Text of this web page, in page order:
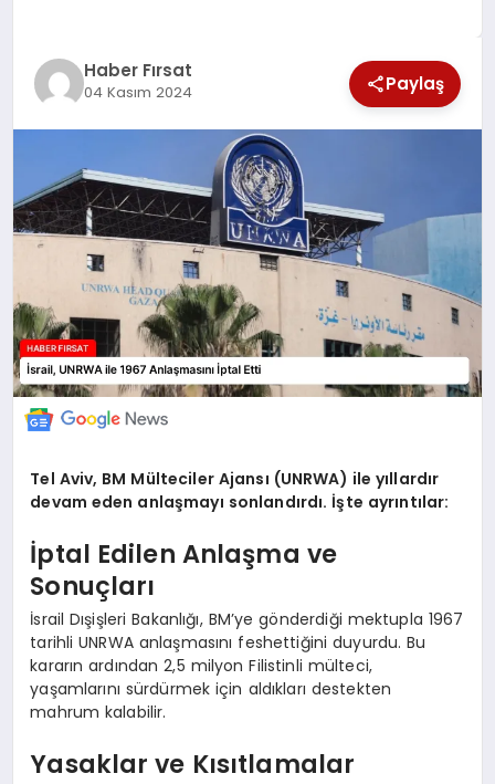
EKONOMİ
EĞİTİM
Haber Fırsat
04 Kasım 2024 Paylaş
Tel Aviv, BM Mülteciler Ajansı (UNRWA) ile yıllardır
devam eden anlaşmayı sonlandırdı. İşte ayrıntılar:
İptal Edilen Anlaşma ve
Sonuçları
İsrail Dışişleri Bakanlığı, BM’ye gönderdiği mektupla 1967
tarihli UNRWA anlaşmasını feshettiğini duyurdu. Bu
kararın ardından 2,5 milyon Filistinli mülteci,
yaşamlarını sürdürmek için aldıkları destekten
mahrum kalabilir.
Yasaklar ve Kısıtlamalar